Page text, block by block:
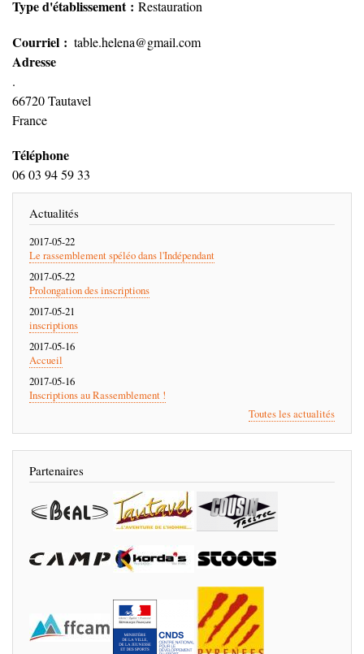
Type d'établissement Restauration
Courriel table.helena@gmail.com
Adresse
.
66720Tautavel
France
Téléphone
06 03 94 59 33
Actualités
2017-05-22
Le rassemblement spéléo dans l'Indépendant
2017-05-22
Prolongation des inscriptions
2017-05-21
inscriptions
2017-05-16
Accueil
2017-05-16
Inscriptions au Rassemblement !
Toutes les actualités
Partenaires